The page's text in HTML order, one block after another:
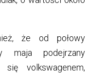
że od połowy
maja podejrzany
się volkswagenem,